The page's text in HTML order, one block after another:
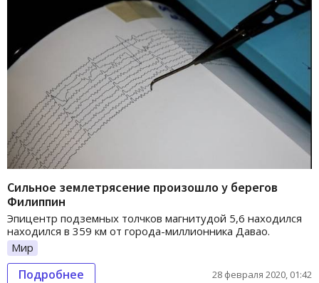
Сильное землетрясение произошло у берегов
Филиппин
Эпицентр подземных толчков магнитудой 5,6 находился
находился в 359 км от города-миллионника Давао.
Мир
Подробнее 28 февраля 2020, 01:42